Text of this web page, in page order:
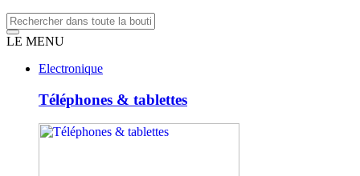
LE MENU
Electronique
Téléphones & tablettes